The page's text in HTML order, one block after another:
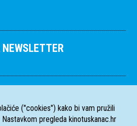
("cookies") kako bi vam pružili
pregleda kinotuskanac.hr